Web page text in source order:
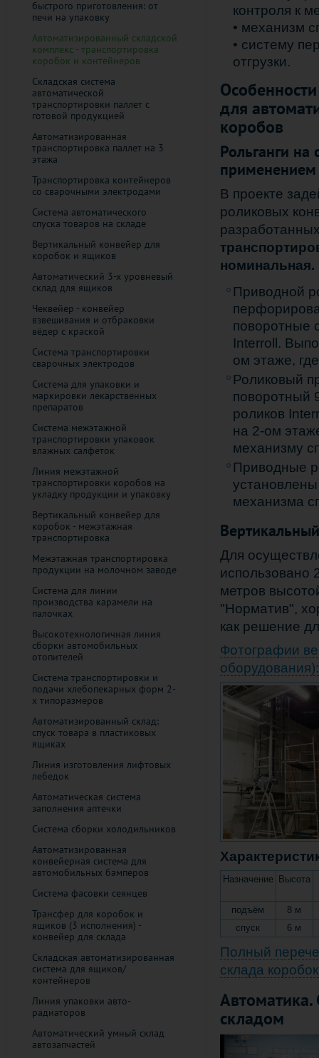
быстрого приготовления: от
печи на упаковку
Автоматизированный складской
комплекс - транспортировка
коробок и контейнеров
Складская система
автоматической
транспортировки паллет с
готовой продукцией
Автоматизированная
транспортировка паллет на 3
этажа
Транспортировка контейнеров
со сварочными электродами
Система автоматического
спуска товаров на складе
Вертикальный конвейер для
коробок и ящиков
Автоматический 3-х уровневый
склад для ящиков
Чеквейер - конвейер
взвешивания и отбраковки
вёдер с краской
Система транспортировки
сварочных электродов
Система для упаковки и
маркировки лекарственных
препаратов
Система межэтажной
транспортировки упаковок
влажных салфеток
Линия межэтажной
транспортировки коробов на
укладку продукции и упаковку
Вертикальный конвейер для
коробок - межэтажная
транспортировка
Межэтажная транспортировка
продукции на молочном заводе
Система для линии
производства карамели на
палочках
Высокотехнологичная линия
сборки автомобильных
отопителей
Система транспортировки и
подачи хлебопекарных форм 2-
х типоразмеров
Автоматизированный склад:
спуск товара в пластиковых
ящиках
Линия изготовления лифтовых
лебедок
Автоматическая система
заполнения аптечки
Система сборки холодильников
Автоматизированная
конвейерная система для
автомобильных бамперов
Система фасовки сеянцев
Трансфер для коробок и
ящиков (3 исполнения) -
конвейер для склада
Складская автоматизированная
система для ящиков/
контейнеров
Линия упаковки авто-
радиаторов
Автоматический умный склад
автозапчастей
контроля к
• механизм
• систему
отгрузки.
для
коробов
Рольганги
В проекте
роликовых
номинальная.
Приводной
поворотные
Interroll.
ом этаже,
Роликовый
поворотный
роликов
на 2-ом
механизму
Приводные
механизма
Для
использовано
метров
"Норматив",
как решение
Фотографии
оборудования):
Назначение Высота
подъём
8 м
спуск
6 м
Полный
склада
складом